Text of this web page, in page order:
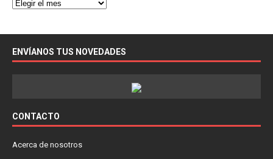
ENVÍANOS TUS NOVEDADES
CONTACTO
Acerca de nosotros